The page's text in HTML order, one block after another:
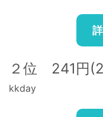
２位 241円
kkday